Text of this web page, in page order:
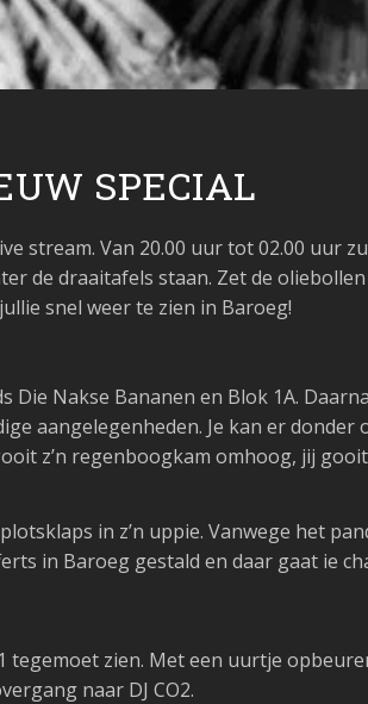
SPECIAL
stream. Van 20.00 uur tot 02.00 uur
de draaitafels staan. Zet de
snel weer te zien in Baroeg!
Nakse Bananen en Blok 1A.
aangelegenheden. Je kan er
z’n regenboogkam omhoog, jij
in z’n uppie. Vanwege het
in Baroeg gestald en daar gaat ie
zien. Met een uurtje
naar DJ CO2.